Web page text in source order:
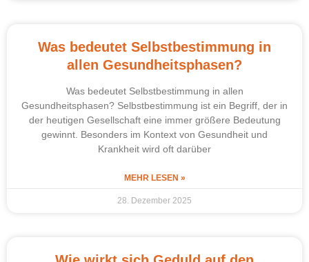
Was bedeutet Selbstbestimmung in
allen Gesundheitsphasen?
Was bedeutet Selbstbestimmung in allen
Gesundheitsphasen? Selbstbestimmung ist ein Begriff, der in
der heutigen Gesellschaft eine immer größere Bedeutung
gewinnt. Besonders im Kontext von Gesundheit und
Krankheit wird oft darüber
MEHR LESEN »
28. Dezember 2025